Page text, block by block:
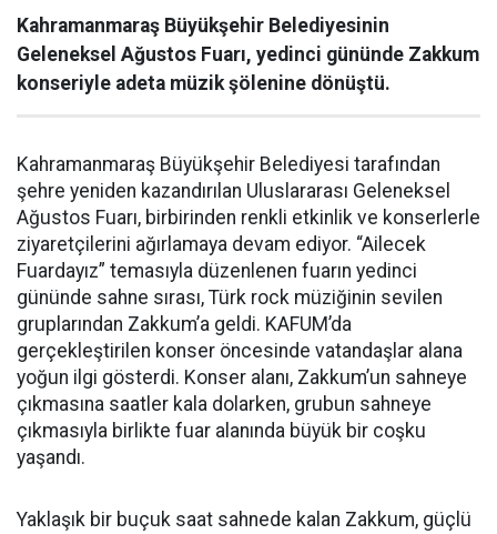
Kahramanmaraş Büyükşehir Belediyesinin
Geleneksel Ağustos Fuarı, yedinci gününde Zakkum
konseriyle adeta müzik şölenine dönüştü.
Kahramanmaraş Büyükşehir Belediyesi tarafından
şehre yeniden kazandırılan Uluslararası Geleneksel
Ağustos Fuarı, birbirinden renkli etkinlik ve konserlerle
ziyaretçilerini ağırlamaya devam ediyor. “Ailecek
Fuardayız” temasıyla düzenlenen fuarın yedinci
gününde sahne sırası, Türk rock müziğinin sevilen
gruplarından Zakkum’a geldi. KAFUM’da
gerçekleştirilen konser öncesinde vatandaşlar alana
yoğun ilgi gösterdi. Konser alanı, Zakkum’un sahneye
çıkmasına saatler kala dolarken, grubun sahneye
çıkmasıyla birlikte fuar alanında büyük bir coşku
yaşandı.
Yaklaşık bir buçuk saat sahnede kalan Zakkum, güçlü